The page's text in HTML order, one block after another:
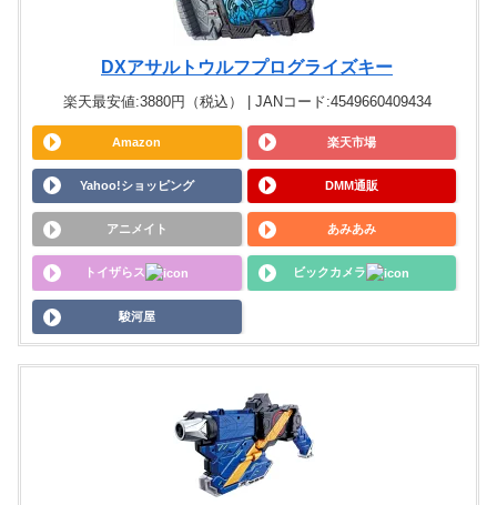
DXアサルトウルフプログライズキー
楽天最安値:3880円（税込） | JANコード:4549660409434
Amazon 楽天市場
Yahoo!ショッピング DMM通販
アニメイト あみあみ
トイザらス ビックカメラ
駿河屋